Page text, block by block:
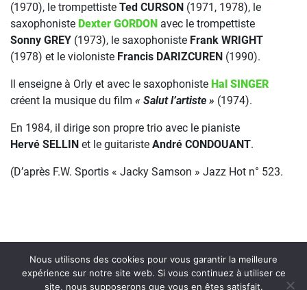
(1970), le trompettiste Ted CURSON (1971, 1978), le
saxophoniste Dexter GORDON avec le trompettiste
Sonny GREY (1973), le saxophoniste Frank WRIGHT
(1978) et le violoniste Francis DARIZCUREN (1990).
Il enseigne à Orly et avec le saxophoniste Hal SINGER
créent la musique du film « Salut l’artiste » (1974).
En 1984, il dirige son propre trio avec le pianiste
Hervé SELLIN et le guitariste André CONDOUANT.
(D’après F.W. Sportis « Jacky Samson » Jazz Hot n° 523.
Nous utilisons des cookies pour vous garantir la meilleure
expérience sur notre site web. Si vous continuez à utiliser ce
site, nous supposerons que vous en êtes satisfait.